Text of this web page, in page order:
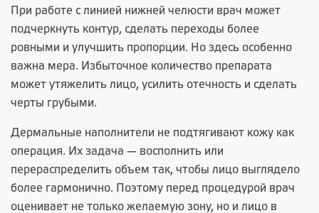
При работе с линией нижней челюсти врач может
подчеркнуть контур, сделать переходы более
ровными и улучшить пропорции. Но здесь особенно
важна мера. Избыточное количество препарата
может утяжелить лицо, усилить отечность и сделать
черты грубыми.
Дермальные наполнители не подтягивают кожу как
операция. Их задача — восполнить или
перераспределить объем так, чтобы лицо выглядело
более гармонично. Поэтому перед процедурой врач
оценивает не только желаемую зону, но и лицо в